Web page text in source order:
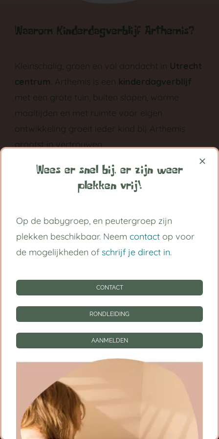
Waarom Kinderdagverblijf Arthemis?
Kleinschalig, groen en vol aandacht in Utrecht
centrum. Arthemis is een kinderdagverblijf
met een grote tuin, buiten slapen, warme
maaltijden en met ruimte voor eigen
ontwikkeling groeit ieder kind bij Arthemis
grootst in vertrouwen.
Volg ons op:
Handige links
Kinderdagverblijf Utrecht Centrum
Peutergroep
Tarieven
RONDLEIDING
AANMELDEN
Privacy instellingen
Wees er snel bij, er zijn weer
plekken vrij!
Op de babygroep, en peutergroep zijn
plekken beschikbaar. Neem contact op voor
de mogelijkheden of schrijf je direct in.
CONTACT
RONDLEIDING
AANMELDEN